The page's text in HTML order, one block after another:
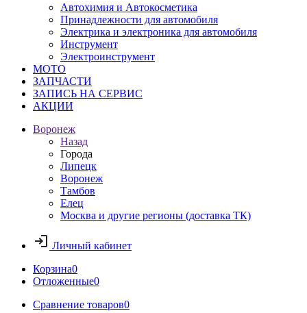
Автохимия и Автокосметика
Принадлежности для автомобиля
Электрика и электроника для автомобиля
Инструмент
Электроинструмент
МОТО
ЗАПЧАСТИ
ЗАПИСЬ НА СЕРВИС
АКЦИИ
Воронеж
Назад
Города
Липецк
Воронеж
Тамбов
Елец
Москва и другие регионы (доставка ТК)
Личный кабинет
Корзина0
Отложенные0
Сравнение товаров0